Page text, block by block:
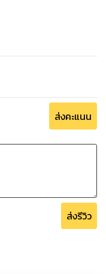
ส่งคะแนน
ส่งรีวิว